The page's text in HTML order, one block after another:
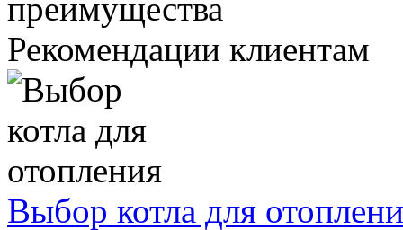
Рекомендации клиентам
Выбор котла для